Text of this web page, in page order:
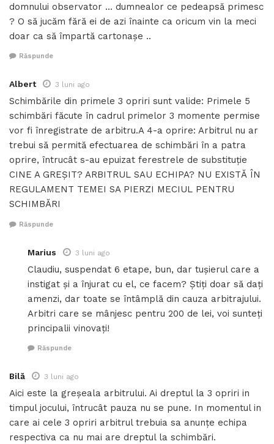
domnului observator … dumnealor ce pedeapsă primesc
? O să jucăm fără ei de azi înainte ca oricum vin la meci
doar ca să împartă cartonașe ..
Răspunde
Albert 3 luni ago
Schimbările din primele 3 opriri sunt valide: Primele 5
schimbări făcute în cadrul primelor 3 momente permise
vor fi înregistrate de arbitru.A 4-a oprire: Arbitrul nu ar
trebui să permită efectuarea de schimbări în a patra
oprire, întrucât s-au epuizat ferestrele de substituție
CINE A GREȘIT? ARBITRUL SAU ECHIPA? NU EXISTĂ ÎN
REGULAMENT TEMEI SA PIERZI MECIUL PENTRU
SCHIMBĂRI
Răspunde
Marius 3 luni ago
Claudiu, suspendat 6 etape, bun, dar tușierul care a
instigat și a înjurat cu el, ce facem? Știți doar să dați
amenzi, dar toate se întâmplă din cauza arbitrajului.
Arbitri care se mânjesc pentru 200 de lei, voi sunteți
principalii vinovați!
Răspunde
Bilă 3 luni ago
Aici este la greșeala arbitrului. Ai dreptul la 3 opriri in
timpul jocului, întrucât pauza nu se pune. In momentul in
care ai cele 3 opriri arbitrul trebuia sa anunțe echipa
respectiva ca nu mai are dreptul la schimbări.